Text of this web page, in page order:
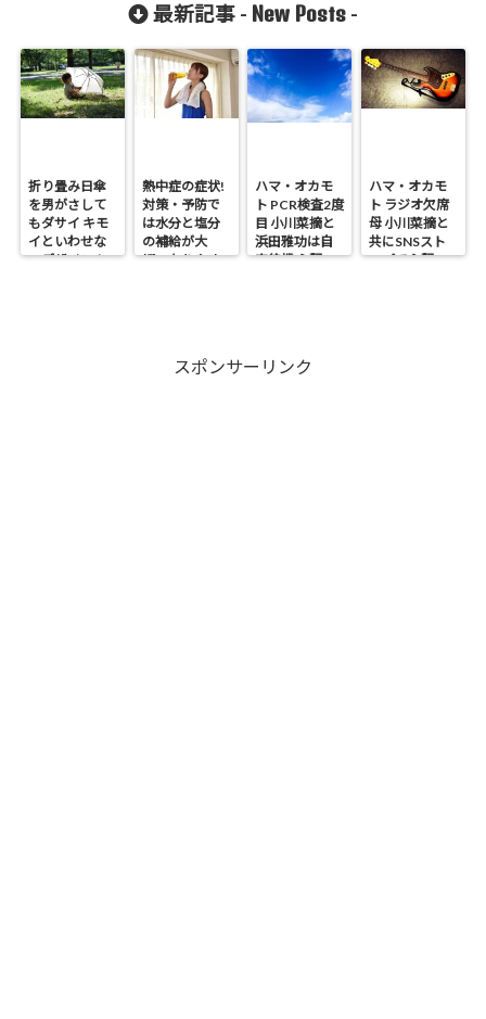
最新記事 - New Posts -
折り畳み日傘
を男がさして
もダサイ キモ
イといわせな
いデザイン！
熱中症の症状!
対策・予防で
は水分と塩分
の補給が大
切・なりやす
ハマ・オカモ
ト PCR検査2度
目 小川菜摘と
浜田雅功は自
宅待機 心配の
ハマ・オカモ
ト ラジオ欠席
母 小川菜摘と
共にSNSスト
ップで心配の
スポンサーリンク